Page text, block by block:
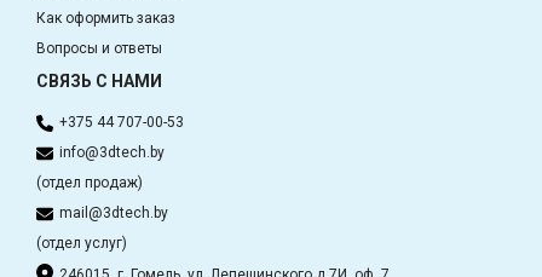
Как оформить заказ
Вопросы и ответы
СВЯЗЬ С НАМИ
+375 44 707-00-53
info@3dtech.by
(отдел продаж)
mail@3dtech.by
(отдел услуг)